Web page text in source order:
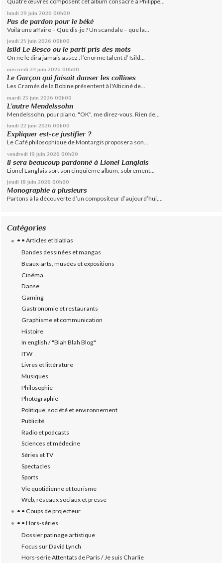
lundi 29 juin 2026 00h00
Pas de pardon pour le béké
Voilà une affaire – Que dis-je ? Un scandale – que la...
jeudi 25 juin 2026 00h00
Isild Le Besco ou le parti pris des mots
On ne le dira jamais assez : l’énorme talent d’ Isild...
mercredi 24 juin 2026 00h00
Le Garçon qui faisait danser les collines
Les Cramés de la Bobine présentent à l'Alticiné de...
mardi 23 juin 2026 00h00
L’autre Mendelssohn
Mendelssohn, pour piano. "OK", me direz-vous. Rien de...
lundi 22 juin 2026 00h00
Expliquer est-ce justifier ?
Le Café philosophique de Montargis proposera son...
vendredi 19 juin 2026 00h00
Il sera beaucoup pardonné à Lionel Langlais
Lionel Langlais sort son cinquième album, sobrement...
jeudi 18 juin 2026 00h00
Monographie à plusieurs
Partons à la découverte d’un compositeur d’aujourd’hui,...
Catégories
• • Articles et blablas
Bandes dessinées et mangas
Beaux-arts, musées et expositions
Cinéma
Danse
Gaming
Gastronomie et restaurants
Graphisme et communication
Histoire
In english / "Blah Blah Blog"
ITW
Livres et littérature
Musiques
Philosophie
Photographie
Politique, société et environnement
Publicité
Radio et podcasts
Sciences et médecine
Séries et TV
Spectacles
Sports
Vie quotidienne et tourisme
Web, réseaux sociaux et presse
• • Coups de projecteur
• • Hors-séries
Dossier patinage artistique
Focus sur David Lynch
Hors-série Attentats de Paris / Je suis Charlie